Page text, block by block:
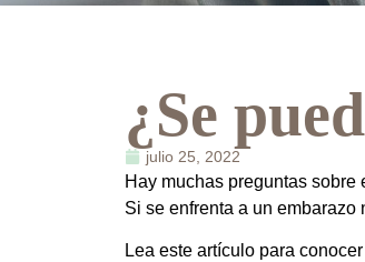
¿Se
julio 25, 2022
Hay muchas preguntas
Si se enfrenta a un
Lea este artículo para